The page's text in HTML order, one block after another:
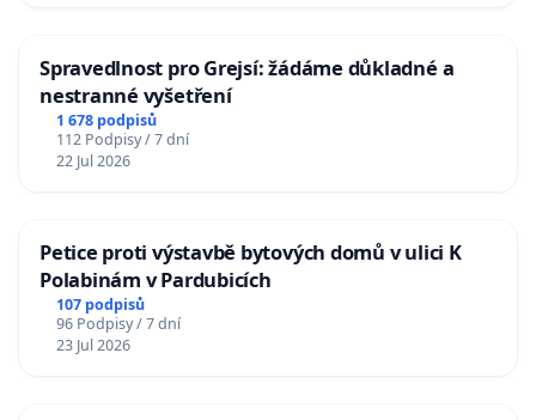
Spravedlnost pro Grejsí: žádáme důkladné a
nestranné vyšetření
1 678 podpisů
112 Podpisy / 7 dní
22 Jul 2026
Petice proti výstavbě bytových domů v ulici K
Polabinám v Pardubicích
107 podpisů
96 Podpisy / 7 dní
23 Jul 2026